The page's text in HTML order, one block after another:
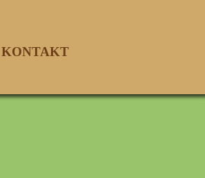
KONTAKT